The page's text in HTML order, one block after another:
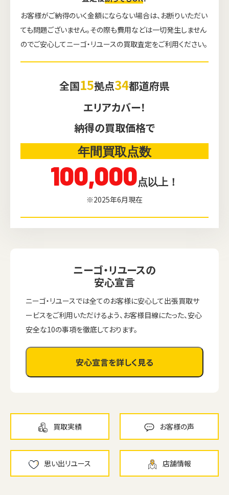
ウェブから1分
かんたん査定見積
フリーダイヤル
0120-1212-25
お客様がご納得のいく金額にならない場合は、お断りいただい
ても問題ございません。その際も費用などは一切発生しません
のでご安心してニーゴ・リユースの買取査定をご利用ください。
全国15拠点34都道府県
エリアカバー！
納得の買取価格で
年間買取点数
100,000点以上！
※2025年6月現在
ニーゴ・リユースの
安心宣言
ニーゴ・リユースでは全てのお客様に安心して出張買取サ
ービスをご利用いただけるよう、お客様目線にたった、安心
安全な10の事項を徹底しております。
安心宣言を詳しく見る
買取実績 お客様の声
思い出リユース 店舗情報